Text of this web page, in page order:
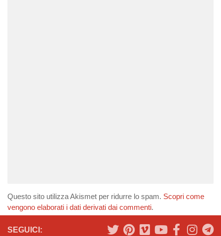
Questo sito utilizza Akismet per ridurre lo spam. Scopri come
vengono elaborati i dati derivati dai commenti.
SEGUICI: